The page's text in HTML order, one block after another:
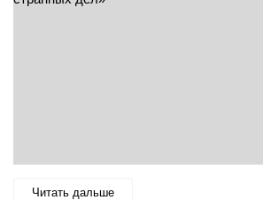
Читать дальше